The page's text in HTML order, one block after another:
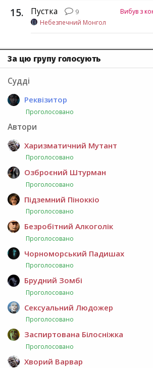
15. Пустка 9
Вибув з
Небезпечний Монгол
За цю групу голосують
Судді
Реквізитор
Проголосовано
Автори
Харизматичний Мутант
Проголосовано
Озброєний Штурман
Проголосовано
Підземний Піноккіо
Проголосовано
Безробітний Алкоголік
Проголосовано
Чорноморський Падишах
Проголосовано
Брудний Зомбі
Проголосовано
Сексуальний Людожер
Проголосовано
Заспиртована Білосніжка
Проголосовано
Хворий Варвар